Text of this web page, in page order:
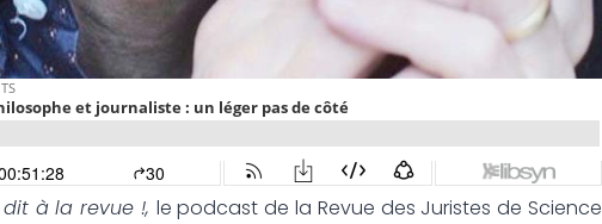
dit à la revue !, le podcast de la Revue des Juristes de Science